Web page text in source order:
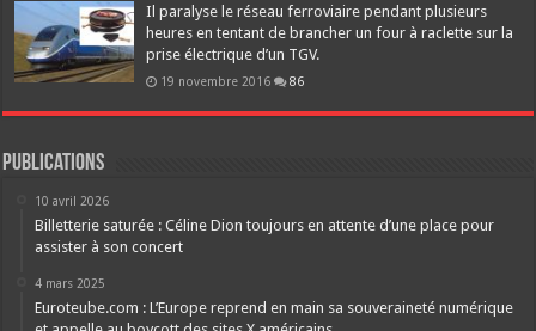
Il paralyse le réseau ferroviaire pendant plusieurs
heures en tentant de brancher un four à raclette sur la
prise électrique d’un TGV.
19 novembre 2016 86
Publications
10 avril 2026
Billetterie saturée : Céline Dion toujours en attente d’une place pour
assister à son concert
4 mars 2025
Euroteube.com : L’Europe reprend en main sa souveraineté numérique